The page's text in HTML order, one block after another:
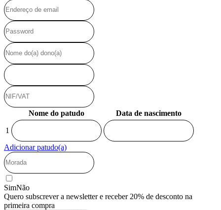
Nome do patudo Data de nascimento
1
Adicionar patudo(a)
SimNão
Quero subscrever a newsletter e receber 20% de desconto na
primeira compra